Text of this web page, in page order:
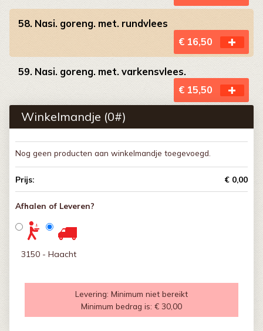
58. Nasi. goreng. met. rundvlees
€ 16,50
59. Nasi. goreng. met. varkensvlees.
€ 15,50
Winkelmandje (0#)
Nog geen producten aan winkelmandje toegevoegd.
Prijs: € 0,00
Afhalen of Leveren?
3150 - Haacht
Levering: Minimum niet bereikt
Minimum bedrag is: € 30,00